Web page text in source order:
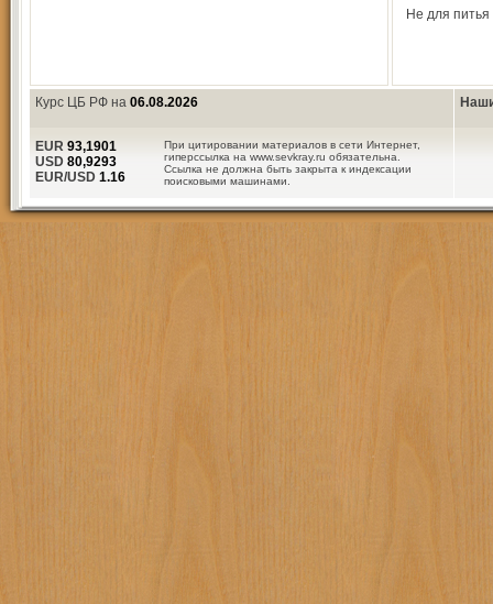
Не для питья
Курс ЦБ РФ на 06.08.2026
При цитировании материалов в сети Интернет,
гиперссылка на www.sevkray.ru обязательна.
Ссылка не должна быть закрыта к индексации
поисковыми машинами.
EUR 93,1901
USD 80,9293
EUR/USD 1.16